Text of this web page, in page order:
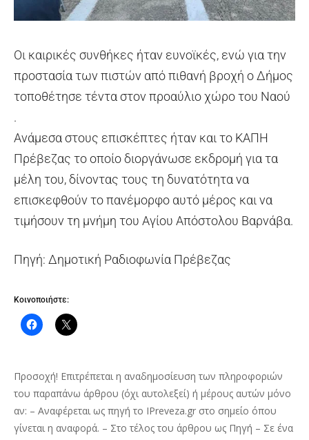
Οι καιρικές συνθήκες ήταν ευνοϊκές, ενώ για την
προστασία των πιστών από πιθανή βροχή ο Δήμος
τοποθέτησε τέντα στον προαύλιο χώρο του Ναού
.
Ανάμεσα στους επισκέπτες ήταν και το ΚΑΠΗ
Πρέβεζας το οποίο διοργάνωσε εκδρομή για τα
μέλη του, δίνοντας τους τη δυνατότητα να
επισκεφθούν το πανέμορφο αυτό μέρος και να
τιμήσουν τη μνήμη του Αγίου Απόστολου Βαρνάβα.
Πηγή: Δημοτική Ραδιοφωνία Πρέβεζας
Κοινοποιήστε:
Προσοχή! Επιτρέπεται η αναδημοσίευση των πληροφοριών
του παραπάνω άρθρου (όχι αυτολεξεί) ή μέρους αυτών μόνο
αν: – Αναφέρεται ως πηγή το IPreveza.gr στο σημείο όπου
γίνεται η αναφορά. – Στο τέλος του άρθρου ως Πηγή – Σε ένα